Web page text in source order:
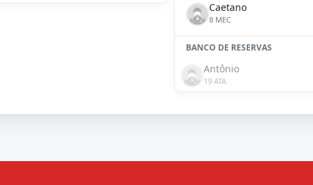
Caetano
8 MEC
BANCO DE RESERVAS
Antônio
19 ATA